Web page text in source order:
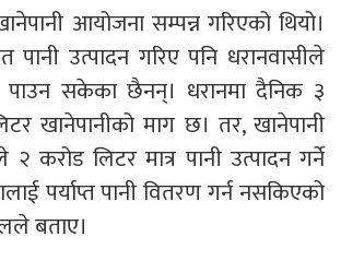
आयोजना सम्पन्न गरिएको थियो।
पानी उत्पादन गरिए पनि धरानवासीले
पाउन सकेका छैनन्। धरानमा दैनिक ३
खानेपानीको माग छ। तर, खानेपानी
२ करोड लिटर मात्र पानी उत्पादन गर्ने
पर्याप्त पानी वितरण गर्न नसकिएको
बताए।